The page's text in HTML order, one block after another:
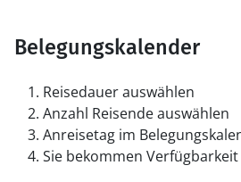
Belegungskalender
Reisedauer auswählen
Anzahl Reisende auswählen
Anreisetag im
Sie bekommen